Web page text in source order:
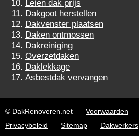
Leien dak prijs
Dakgoot herstellen
Dakvenster plaatsen
Daken ontmossen
Dakreiniging
Overzetdaken
Daklekkage
Asbestdak vervangen
© DakRenoveren.net Voorwaarden
Privacybeleid
Sitemap Dakwerkers